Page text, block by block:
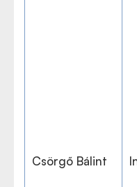
Csörgő Bálint